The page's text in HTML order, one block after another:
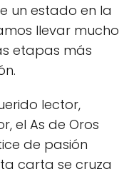
un estado en la
llevar mucho
etapas más
lector,
el As de Oros
de pasión
carta se cruza